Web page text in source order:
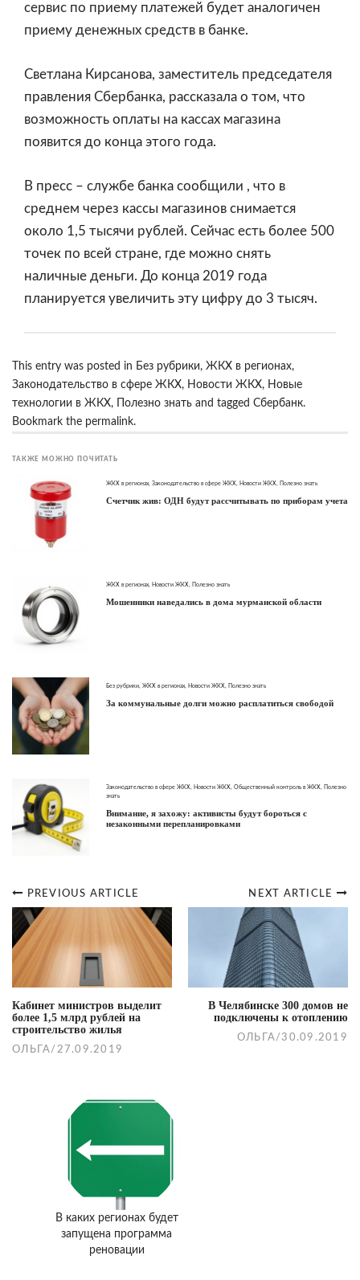
сервис по приему платежей будет аналогичен
приему денежных средств в банке.
Светлана Кирсанова, заместитель председателя
правления Сбербанка, рассказала о том, что
возможность оплаты на кассах магазина
появится до конца этого года.
В пресс – службе банка сообщили , что в
среднем через кассы магазинов снимается
около 1,5 тысячи рублей. Сейчас есть более 500
точек по всей стране, где можно снять
наличные деньги. До конца 2019 года
планируется увеличить эту цифру до 3 тысяч.
This entry was posted in Без рубрики, ЖКХ в регионах,
Законодательство в сфере ЖКХ, Новости ЖКХ, Новые
технологии в ЖКХ, Полезно знать and tagged Сбербанк.
Bookmark the permalink.
ТАКЖЕ МОЖНО ПОЧИТАТЬ
ЖКХ в регионах Законодательство в сфере ЖКХ Новости ЖКХ Полезно знать
Счетчик жив: ОДН будут рассчитывать по приборам учета
ЖКХ в регионах Новости ЖКХ Полезно знать
Мошенники наведались в дома мурманской области
Без рубрики ЖКХ в регионах Новости ЖКХ Полезно знать
За коммунальные долги можно расплатиться свободой
Законодательство в сфере ЖКХ Новости ЖКХ Общественный контроль в ЖКХ
Полезно
знать
Внимание, я захожу: активисты будут бороться с
незаконными перепланировками
Post
navigation
NEXT ARTICLE
В Челябинске 300 домов не
подключены к отоплению
ОЛЬГА /30.09.2019
PREVIOUS ARTICLE
Кабинет министров выделит
более 1,5 млрд рублей на
строительство жилья
ОЛЬГА / 27.09.2019
В каких регионах будет
запущена программа
реновации